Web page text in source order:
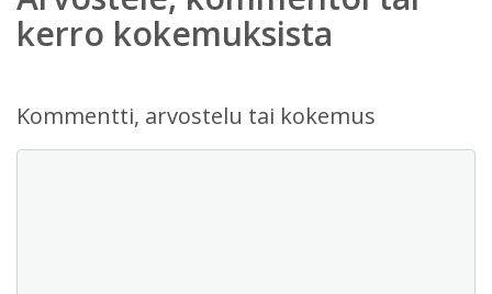
kerro kokemuksista
Kommentti, arvostelu tai kokemus